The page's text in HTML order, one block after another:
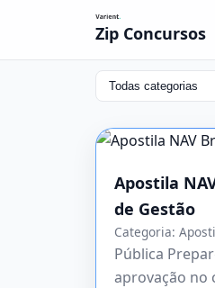
Zip Concursos
Apostila
de Gestão
Categoria:
Pública
aprovação no